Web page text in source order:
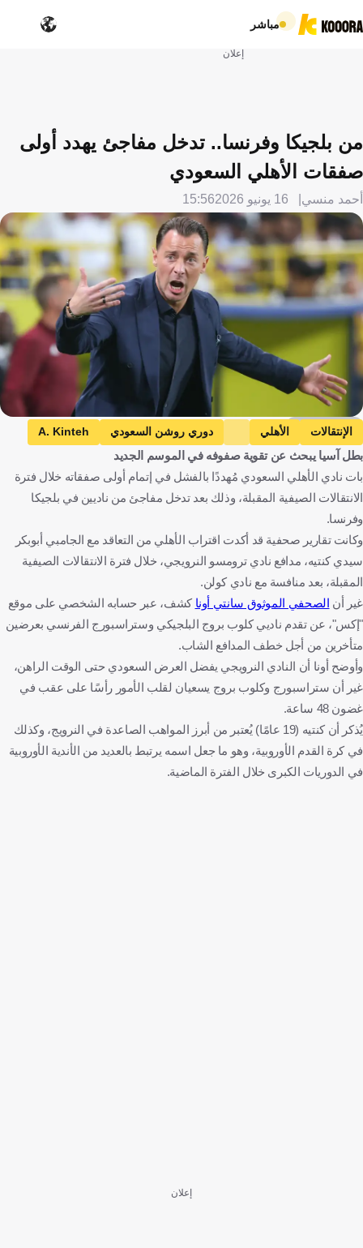
مباشر
إعلان
من بلجيكا وفرنسا.. تدخل مفاجئ يهدد أولى
صفقات الأهلي السعودي
أحمد منسي 16 يونيو 2026 15:56
Getty Images
الإنتقالات الأهلي دوري روشن السعودي
A. Kinteh
المملكة العربية السعودية
غامبيا كرة قدم
بطل آسيا يبحث عن تقوية صفوفه في الموسم الجديد
بات نادي الأهلي السعودي مُهددًا بالفشل في إتمام أولى صفقاته خلال فترة
الانتقالات الصيفية المقبلة، وذلك بعد تدخل مفاجئ من ناديين في بلجيكا
وفرنسا.
وكانت تقارير صحفية قد أكدت اقتراب الأهلي من التعاقد مع الجامبي أبوبكر
سيدي كنتيه، مدافع نادي ترومسو النرويجي، خلال فترة الانتقالات الصيفية
المقبلة، بعد منافسة مع نادي كولن.
غير أن الصحفي الموثوق سانتي أونا كشف، عبر حسابه الشخصي على موقع
"إكس"، عن تقدم ناديي كلوب بروج البلجيكي وستراسبورج الفرنسي بعرضين
متأخرين من أجل خطف المدافع الشاب.
وأوضح أونا أن النادي النرويجي يفضل العرض السعودي حتى الوقت الراهن،
غير أن ستراسبورج وكلوب بروج يسعيان لقلب الأمور رأسًا على عقب في
غضون 48 ساعة.
يُذكر أن كنتيه (19 عامًا) يُعتبر من أبرز المواهب الصاعدة في النرويج، وكذلك
في كرة القدم الأوروبية، وهو ما جعل اسمه يرتبط بالعديد من الأندية الأوروبية
في الدوريات الكبرى خلال الفترة الماضية.
إعلان